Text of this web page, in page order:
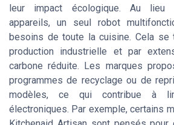
leur impact écologique. Au lieu
appareils, un seul robot
besoins de toute la cuisine. Cela se
production industrielle et par
carbone réduite. Les marques
programmes de recyclage ou de
modèles, ce qui contribue à
électroniques. Par exemple, certains